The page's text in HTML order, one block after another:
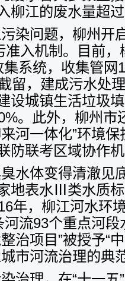
柳江的废水量超
染问题，柳州开
准入机制。目前
系统，收集管网
留，建成污水处
设城镇生活垃圾
。此外，柳州市
河一体化”环境
防联考区域协作
水体变得清澈见
地表水Ⅲ类水质
年，柳江河水环
河流93个重点河
治项目”被授予“
市河流治理的典